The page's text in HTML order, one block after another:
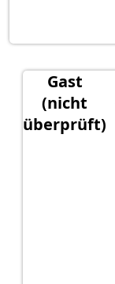
Gast
(nicht
überprüft)